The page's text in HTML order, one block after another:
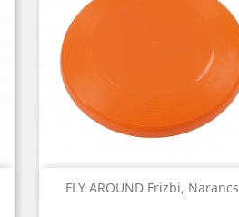
FLY AROUND Frizbi, Narancs
Előnézet